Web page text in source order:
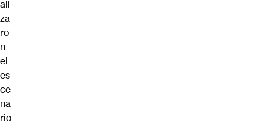
ali
za
ro
n
el
es
ce
na
rio